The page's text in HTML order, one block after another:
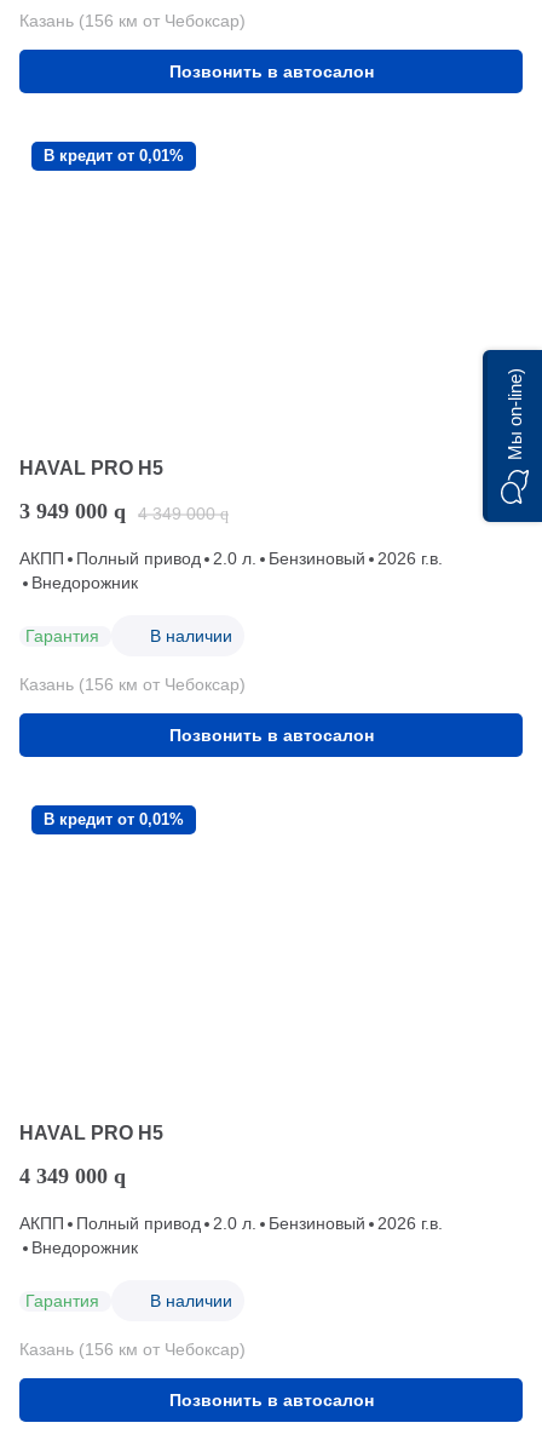
Казань (156 км от Чебоксар)
Позвонить в автосалон
В кредит от 0,01%
HAVAL PRO H5
3 949 000 q 4 349 000 q
АКПП Полный привод 2.0 л. Бензиновый
2026 г.в.
Внедорожник
Гарантия В наличии
Казань (156 км от Чебоксар)
Позвонить в автосалон
В кредит от 0,01%
HAVAL PRO H5
4 349 000 q
АКПП Полный привод 2.0 л. Бензиновый
2026 г.в.
Внедорожник
Гарантия В наличии
Казань (156 км от Чебоксар)
Позвонить в автосалон
Мы on-line)